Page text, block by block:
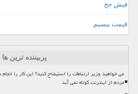
فیش حج
قیمت بیسیم
پربیننده ترین ها
می خواهید وزیر ارتباطات را استیضاح کنید؟ این کار را
مردم از اینترنت کوتاه نمی آید